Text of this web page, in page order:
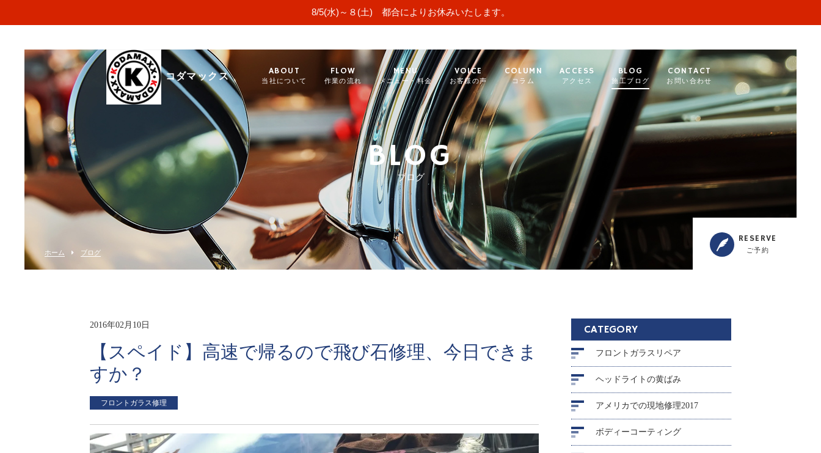
8/5(水)～８(土) 都合によりお休みいたします。
コダマックス
ABOUT
当社について
FLOW
作業の流れ
MENU
メニュー・料金
VOICE
お客様の声
COLUMN
コラム
ACCESS
アクセス
BLOG
施工ブログ
CONTACT
お問い合わせ
BLOG
ブログ
ホーム ブログ
RESERVE
ご予約
2016年02月10日
【スペイド】高速で帰るので飛び石修理、今日できま
すか？
フロントガラス修理
CATEGORY
フロントガラスリペア
ヘッドライトの黄ばみ
アメリカでの現地修理2017
ボディーコーティング